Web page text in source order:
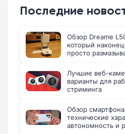
Последние
Обзор Dreame
который
просто
Лучшие веб-
варианты для
стриминга
Обзор
технические
автономность и